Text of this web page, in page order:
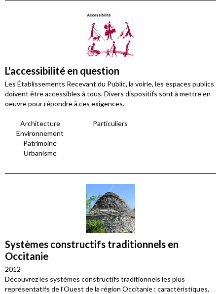
L'accessibilité en question
Les Établissements Recevant du Public, la voirie, les espaces publics
doivent être accessibles à tous. Divers dispositifs sont à mettre en
oeuvre pour répondre à ces exigences.
Architecture
Environnement
Patrimoine
Urbanisme
Particuliers
Systèmes constructifs traditionnels en
Occitanie
2012
Découvrez les systèmes constructifs traditionnels les plus
représentatifs de l'Ouest de la région Occitanie : caractéristiques,